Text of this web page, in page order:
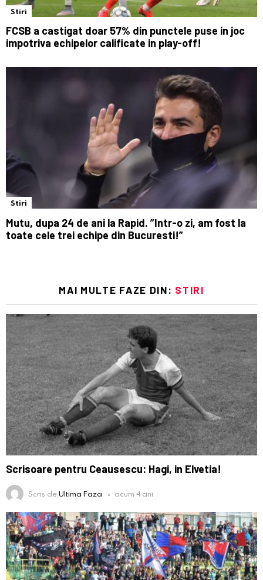
Stiri
FCSB a castigat doar 57% din punctele puse in joc
impotriva echipelor calificate in play-off!
Stiri
Mutu, dupa 24 de ani la Rapid. ”Intr-o zi, am fost la
toate cele trei echipe din Bucuresti!”
MAI MULTE FAZE DIN: STIRI
Scrisoare pentru Ceausescu: Hagi, in Elvetia!
Scris deUltima Faza acum 4 ani